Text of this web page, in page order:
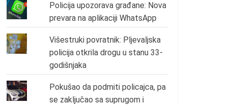
Policija upozorava građane: Nova
prevara na aplikaciji WhatsApp
Višestruki povratnik: Pljevaljska
policija otkrila drogu u stanu 33-
godišnjaka
Pokušao da podmiti policajca, pa
se zaključao sa suprugom i